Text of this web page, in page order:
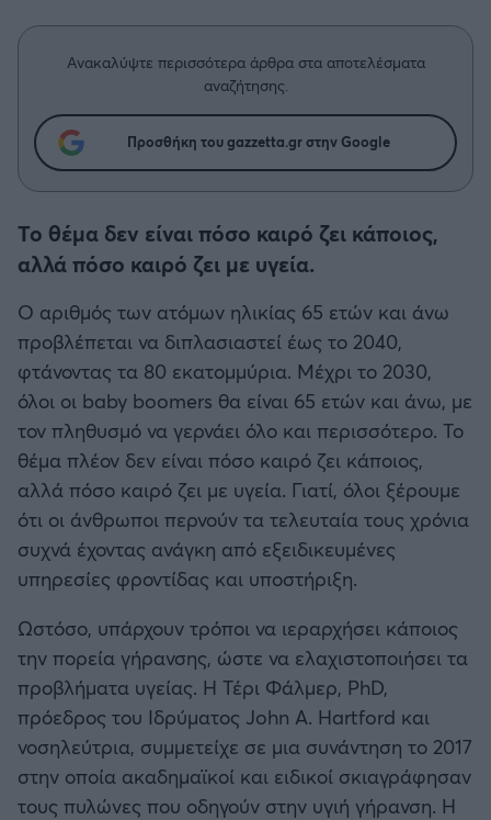
Άρης
ΟΦΗ
Ατρόμητος Αθηνών
Κηφισιά
Αστέρας Τρίπολης
Παναιτωλικός
Καλαμάτα
Ηρακλής
Μπαρτσελόνα
Ρεάλ Μαδρίτης
Ατλέτικο Μαδρίτης
Μάντσεστερ Γιουνάιτεντ
Μια Ιστορία από την Πόλη
Ανακαλύψτε περισσότερα άρθρα στα αποτελέσματα
αναζήτησης.
Προσθήκη του gazzetta.gr στην Google
Το θέμα δεν είναι πόσο καιρό ζει κάποιος,
αλλά πόσο καιρό ζει με υγεία.
O αριθμός των ατόμων ηλικίας 65 ετών και άνω
προβλέπεται να διπλασιαστεί έως το 2040,
φτάνοντας τα 80 εκατομμύρια. Μέχρι το 2030,
όλοι οι baby boomers θα είναι 65 ετών και άνω, με
τον πληθυσμό να γερνάει όλο και περισσότερο. Το
θέμα πλέον δεν είναι πόσο καιρό ζει κάποιος,
αλλά πόσο καιρό ζει με υγεία. Γιατί, όλοι ξέρουμε
ότι οι άνθρωποι περνούν τα τελευταία τους χρόνια
συχνά έχοντας ανάγκη από εξειδικευμένες
υπηρεσίες φροντίδας και υποστήριξη.
Ωστόσο, υπάρχουν τρόποι να ιεραρχήσει κάποιος
την πορεία γήρανσης, ώστε να ελαχιστοποιήσει τα
προβλήματα υγείας. Η Τέρι Φάλμερ, PhD,
πρόεδρος του Ιδρύματος John A. Hartford και
νοσηλεύτρια, συμμετείχε σε μια συνάντηση το 2017
στην οποία ακαδημαϊκοί και ειδικοί σκιαγράφησαν
τους πυλώνες που οδηγούν στην υγιή γήρανση. Η